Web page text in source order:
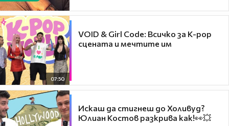
07:50
VOID & Girl Code: Всичко за K-pop
сцената и мечтите им
Искаш да стигнеш до Холивуд?
Юлиан Костов разкрива как!👀💥